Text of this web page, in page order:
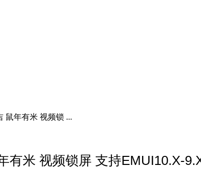
鼠年有米 视频锁 ...
有米 视频锁屏 支持EMUI10.X-